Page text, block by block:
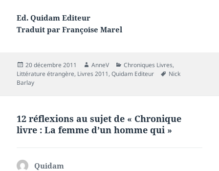
Ed. Quidam Editeur
Traduit par Françoise Marel
Publié
le
20 décembre 2011 Auteur
AnneV Catégories
Chroniques Livres,
Littérature étrangère, Livres 2011,Quidam Editeur
Mots-
Nick
Barlay
12 réflexions au sujet de « Chronique
livre : La femme d’un homme qui »
Quidam